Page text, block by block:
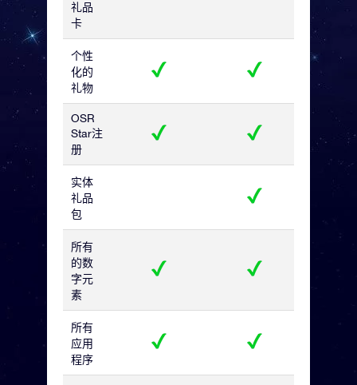
礼品
卡
个性
化的
礼物
OSR
Star注
册
实体
礼品
包
所有
的数
字元
素
所有
应用
程序